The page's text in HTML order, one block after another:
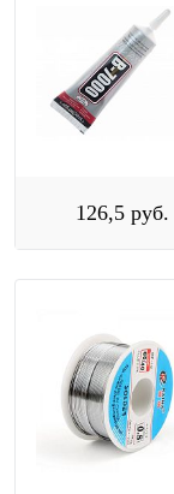
126,5 руб.